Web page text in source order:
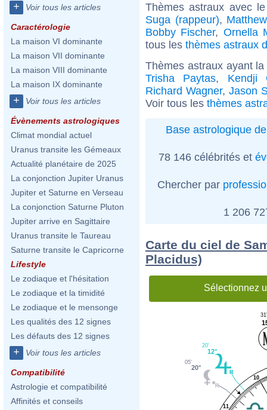
+ Voir tous les articles
Caractérologie
La maison VI dominante
La maison VII dominante
La maison VIII dominante
La maison IX dominante
+ Voir tous les articles
Évènements astrologiques
Climat mondial actuel
Uranus transite les Gémeaux
Actualité planétaire de 2025
La conjonction Jupiter Uranus
Jupiter et Saturne en Verseau
La conjonction Saturne Pluton
Jupiter arrive en Sagittaire
Uranus transite le Taureau
Saturne transite le Capricorne
Lifestyle
Le zodiaque et l'hésitation
Le zodiaque et la timidité
Le zodiaque et le mensonge
Les qualités des 12 signes
Les défauts des 12 signes
+ Voir tous les articles
Compatibilité
Astrologie et compatibilité
Affinités et conseils
Thèmes astraux avec
Suga (rappeur),
Bobby Fischer, Ornella
tous les thèmes astraux
Thèmes astraux ayant
Trisha Paytas, Kendji
Richard Wagner, Jason
Voir tous les thèmes
Base astrologique
78 146 célébrités et
Chercher par
1 206
Carte du ciel de
Placidus)
Sélectionnez
10
11
31'
12°
20'
20°
05'